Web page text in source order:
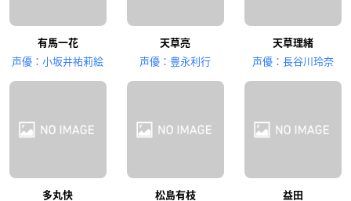
有馬一花
声優：小坂井祐莉絵
天草亮
声優：豊永利行
天草理緒
声優：長谷川玲奈
多丸快 松島有枝 益田